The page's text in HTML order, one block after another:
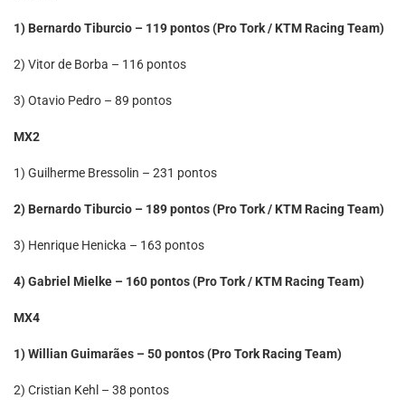
1) Bernardo Tiburcio – 119 pontos (Pro Tork / KTM Racing Team)
2) Vitor de Borba – 116 pontos
3) Otavio Pedro – 89 pontos
MX2
1) Guilherme Bressolin – 231 pontos
2) Bernardo Tiburcio – 189 pontos (Pro Tork / KTM Racing Team)
3) Henrique Henicka – 163 pontos
4) Gabriel Mielke – 160 pontos (Pro Tork / KTM Racing Team)
MX4
1) Willian Guimarães – 50 pontos (Pro Tork Racing Team)
2) Cristian Kehl – 38 pontos